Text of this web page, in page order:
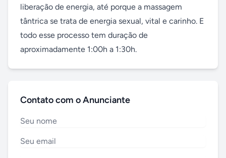
liberação de energia, até porque a massagem
tântrica se trata de energia sexual, vital e carinho. E
todo esse processo tem duração de
aproximadamente 1:00h a 1:30h.
Contato com o Anunciante